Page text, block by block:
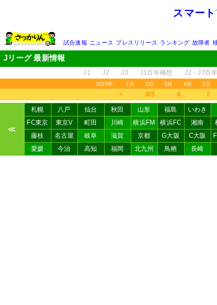
スマー
試合速報 ニュース プレスリリース ランキング 故障者
Jリーグ 最新情報
J1 J2 J3 J1百年構想 J2・J3百
2026年 1月 2月 3月 4月 5月
＜ 8/5 6 7
≪
札幌 八戸 仙台 秋田 山形 福島
いわき
FC東京
東京V 町田 川崎 横浜FM 横浜FC 湘南
藤枝
名古屋 岐阜 滋賀 京都 G大阪 C大阪
愛媛
今治 高知 福岡 北九州 鳥栖 長崎